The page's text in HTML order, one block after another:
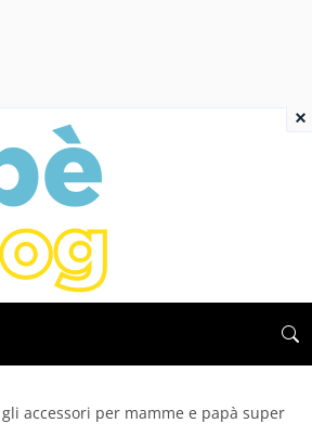
accessori per mamme e papà super
×